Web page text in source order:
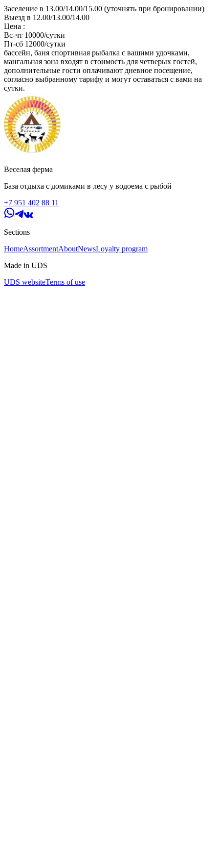
Заселение в 13.00/14.00/15.00 (уточнять при бронировании)
Выезд в 12.00/13.00/14.00
Цена :
Вс-чт 10000/сутки
Пт-сб 12000/сутки
бассейн, баня спортивная рыбалка с вашими удочками,
мангальная зона входят в стоимость для четверых гостей,
дополнительные гости оплачивают дневное посещение,
согласно выбранному тарифу и могут оставаться с вами на
сутки.
Веселая ферма
База отдыха с домиками в лесу у водоема с рыбой
+7 951 402 88 11
Sections
HomeAssortmentAboutNewsLoyalty program
Made in UDS
UDS websiteTerms of use